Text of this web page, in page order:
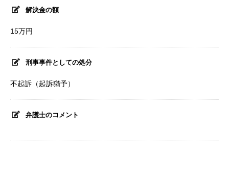
解決金の額
15万円
刑事事件としての処分
不起訴（起訴猶予）
弁護士のコメント